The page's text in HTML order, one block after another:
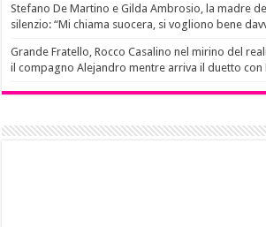
Stefano De Martino e Gilda Ambrosio, la madre
silenzio: “Mi chiama suocera, si vogliono bene
Grande Fratello, Rocco Casalino nel mirino del
il compagno Alejandro mentre arriva il duetto con